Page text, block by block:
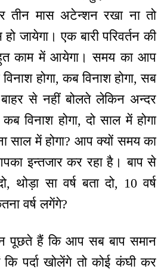
तीन मास अटेन्शन रखा ना तो
जायेगा। एक बारी परिवर्तन की
काम में आयेगा। समय का आप
होगा, कब विनाश होगा, सब
से नहीं बोलते लेकिन अन्दर
विनाश होगा, दो साल में होगा
साल में होगा? आप क्यों समय का
इन्तजार कर रहा है। बाप से
थोड़ा सा वर्ष बता दो, 10 वर्ष
वर्ष लगेंगे?
पूछते हैं कि आप सब बाप समान
कि पर्दा खोलेंगे तो कोई कंघी कर